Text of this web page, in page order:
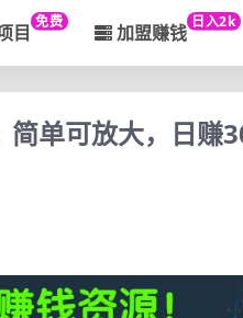
目 免费 加盟赚钱 日入2k
简单可放大，日赚